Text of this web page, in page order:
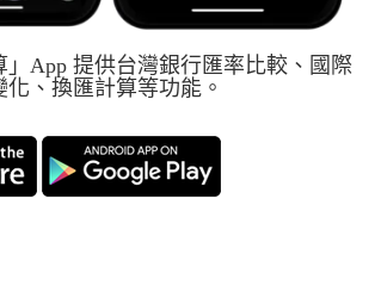
」App 提供台灣銀行匯率比較、國際
、換匯計算等功能。